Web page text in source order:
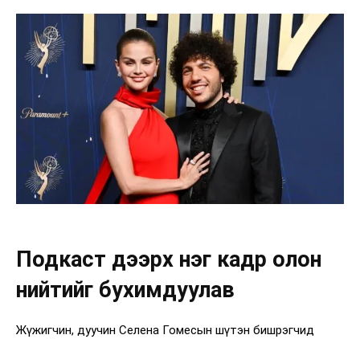
Подкаст дээрх нэг кадр олон
нийтийг бухимдуулав
Жүжигчин, дуучин Селена Гомесын шүтэн бишрэгчид